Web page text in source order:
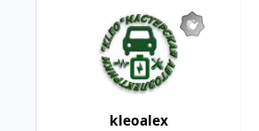
kleoalex